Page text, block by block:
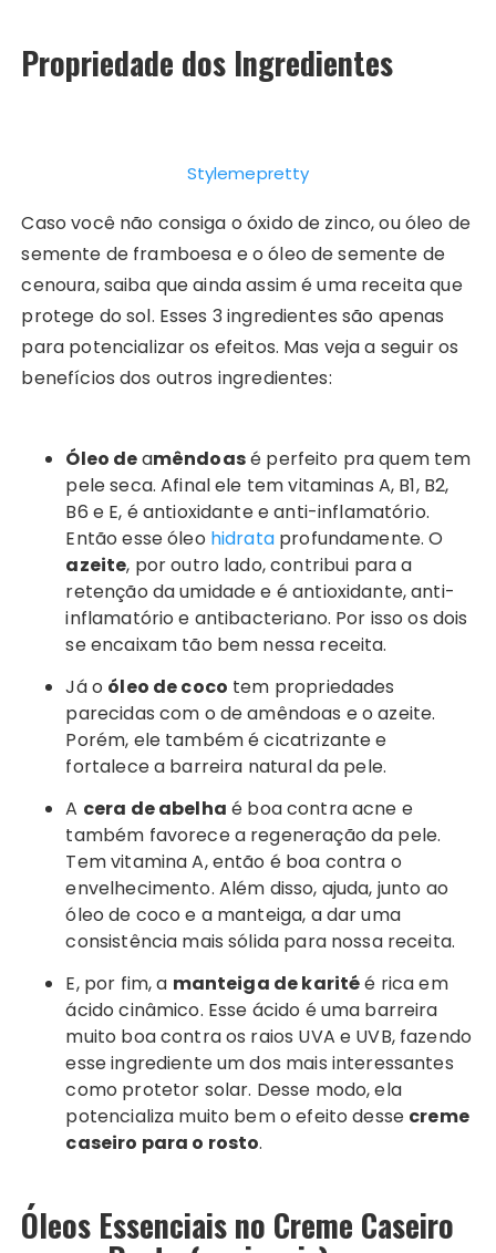
Propriedade dos Ingredientes
Stylemepretty
Caso você não consiga o óxido de zinco, ou óleo de
semente de framboesa e o óleo de semente de
cenoura, saiba que ainda assim é uma receita que
protege do sol. Esses 3 ingredientes são apenas
para potencializar os efeitos. Mas veja a seguir os
benefícios dos outros ingredientes:
Óleo deamêndoasé perfeito pra quem tem
pele seca. Afinal ele tem vitaminas A, B1, B2,
B6 e E, é antioxidante e anti-inflamatório.
Então esse óleo hidrataprofundamente. O
azeite, por outro lado, contribui para a
retenção da umidade e é antioxidante, anti-
inflamatório e antibacteriano. Por isso os dois
se encaixam tão bem nessa receita.
Já o óleo de coco tem propriedades
parecidas com o de amêndoas e o azeite.
Porém, ele também é cicatrizante e
fortalece a barreira natural da pele.
A cera de abelha é boa contra acne e
também favorece a regeneração da pele.
Tem vitamina A, então é boa contra o
envelhecimento. Além disso, ajuda, junto ao
óleo de coco e a manteiga, a dar uma
consistência mais sólida para nossa receita.
E, por fim, a manteiga de karitéé rica em
ácido cinâmico. Esse ácido é uma barreira
muito boa contra os raios UVA e UVB, fazendo
esse ingrediente um dos mais interessantes
como protetor solar. Desse modo, ela
potencializa muito bem o efeito desse creme
caseiro para o rosto.
Óleos Essenciais no Creme Caseiro